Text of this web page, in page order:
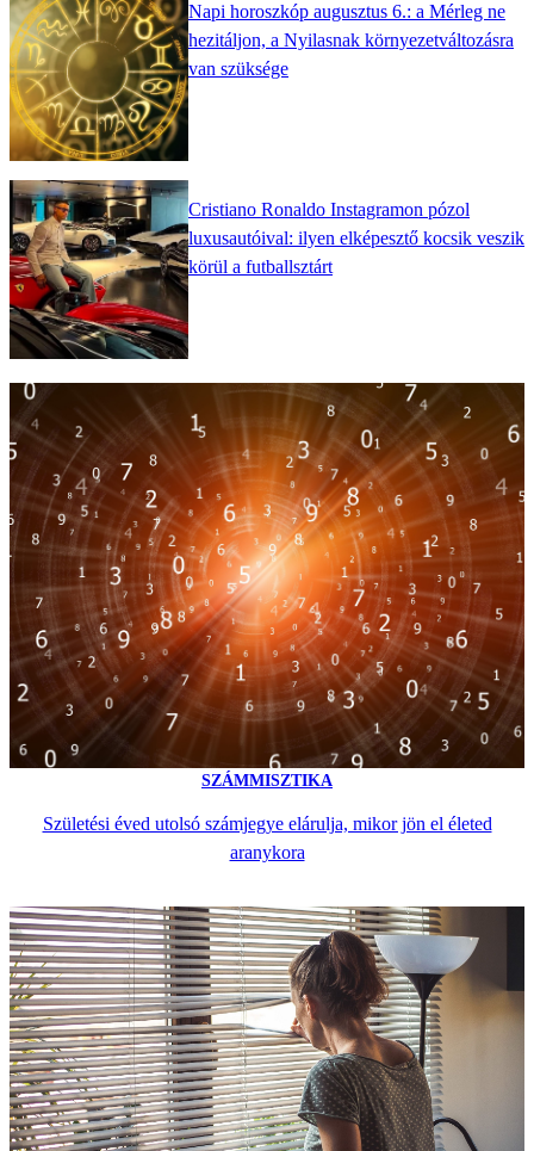
Napi horoszkóp augusztus 6.: a Mérleg ne
hezitáljon, a Nyilasnak környezetváltozásra
van szüksége
Cristiano Ronaldo Instagramon pózol
luxusautóival: ilyen elképesztő kocsik veszik
körül a futballsztárt
SZÁMMISZTIKA
Születési éved utolsó számjegye elárulja, mikor jön el életed
aranykora